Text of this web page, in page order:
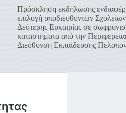
Πρόσκληση εκδήλωσης
επιλογή υποδιευθυντών Σχολείων
Δεύτερης Ευκαιρίας σε
καταστήματα από την
Διεύθυνση Εκπαίδευσης